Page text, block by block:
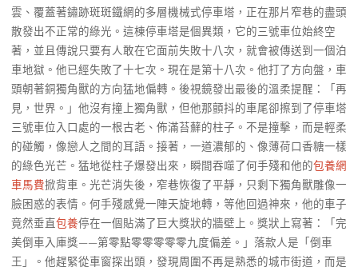
雲、覆蓋著鏽跡斑斑鐵網的多層機械式停車塔，正在那片窄巷的盡頭
散發出不正常的綠光。這棟停車塔是個異類，它的三號車位始終空
著，並且傳說只要有人敢在它面前失敗十八次，就會被傳送到一個泊
車地獄。他已經失敗了十七次。現在是第十八次。他打了方向盤，車
頭朝著銅獨角獸的方向猛地偏轉。後視鏡發出最後的溫柔提醒：「再
見，世界。」他沒有撞上獨角獸，但他那顫抖的車尾卻擦到了停車塔
三號車位入口處的一根古老、佈滿苔蘚的柱子。不是撞擊，而是輕柔
的碰觸，像戀人之間的耳語。接著，一道濃郁的、像薄荷口香糖一樣
的綠色光芒。猛地從柱子爆發出來，瞬間吞噬了何手殘和他的包養網
車馬費掀背車。光芒消失後，窄巷恢復了平靜，只剩下獨角獸雕像一
臉困惑的表情。何手殘感覺一陣天旋地轉，等他回過神來，他的車子
竟然垂直包養停在一個貼滿了巨大獎狀的牆壁上。獎狀上寫著：「完
美倒車入庫獎——第零點零零零零零九度偏差。」落款人是「倒車
王」。他趕緊從車窗探出頭，發現周圍不再是熟悉的城市街道，而是